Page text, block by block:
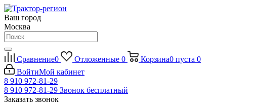
Ваш город
Москва
Сравнение0 Отложенные 0 Корзина0 пуста 0
ВойтиМой кабинет
8 910 972-81-29
8 910 972-81-29 Звонок бесплатный
Заказать звонок